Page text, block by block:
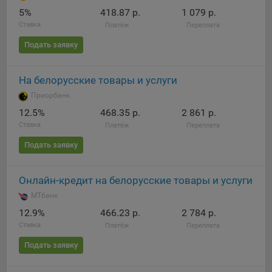
При этом, некоторые браузеры позволяют посещать
интернет-сайты в режиме «Инкогнито», чтобы ограничить
хранимый на компьютере объем информации и
сохраненные файлов cookie выбрав соответствующую
опцию в истории браузера.
Подробнее о параметрах управления можно ознакомиться,
перейдя по внешним ссылкам, ведущим на
соответствующие страницы сайтов основных браузеров:
Chrome
Safari
Microsoft Edge
5%
Ставка
418.87 р.
Платёж
1 079 р.
Переплата
Подать заявку
На белорусские товары и услуги
Приорбанк
12.5%
Ставка
468.35 р.
Платёж
2 861 р.
Переплата
Подать заявку
Онлайн-кредит на белорусские товары и услуги
МТбанк
12.9%
Ставка
466.23 р.
Платёж
2 784 р.
Переплата
Подать заявку